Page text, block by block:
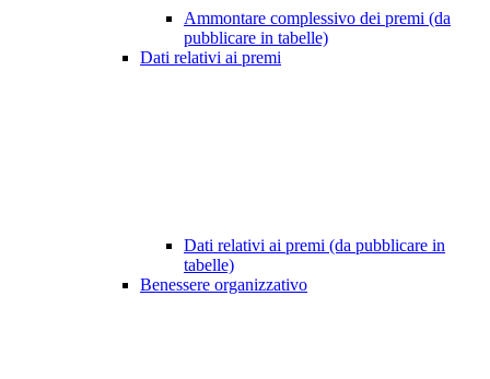
Ammontare complessivo dei premi (da
pubblicare in tabelle)
Dati relativi ai premi
Dati relativi ai premi (da pubblicare in
tabelle)
Benessere organizzativo